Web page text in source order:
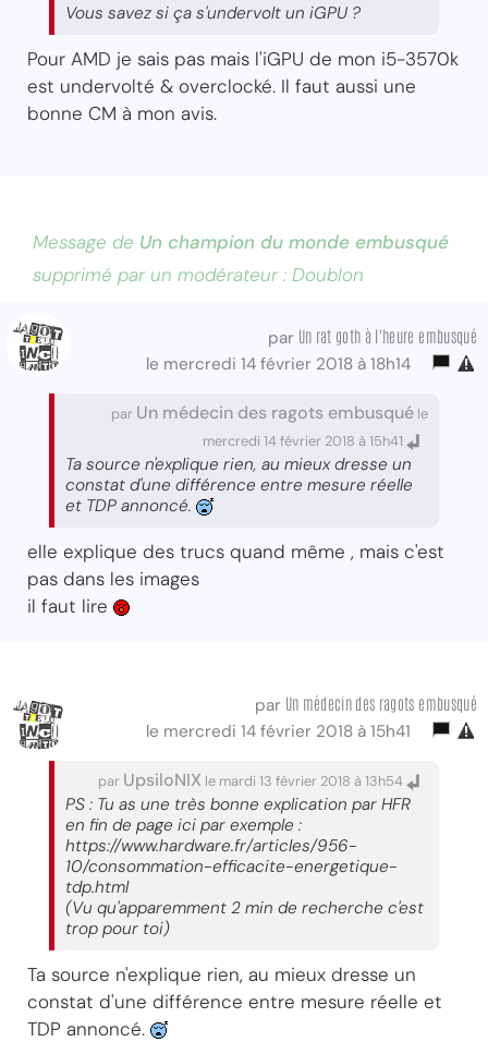
Vous savez si ça s'undervolt un iGPU ?
Pour AMD je sais pas mais l'iGPU de mon i5-3570k
est undervolté & overclocké. Il faut aussi une
bonne CM à mon avis.
Message de Un champion du monde embusqué
supprimé par un modérateur : Doublon
par Un rat goth à l'heure embusqué
le mercredi 14 février 2018 à 18h14
par Un médecin des ragots embusqué le
mercredi 14 février 2018 à 15h41
Ta source n'explique rien, au mieux dresse un
constat d'une différence entre mesure réelle
et TDP annoncé.
elle explique des trucs quand même , mais c'est
pas dans les images
il faut lire
par Un médecin des ragots embusqué
le mercredi 14 février 2018 à 15h41
par UpsiloNIX le mardi 13 février 2018 à 13h54
PS : Tu as une très bonne explication par HFR
en fin de page ici par exemple :
https://www.hardware.fr/articles/956-
10/consommation-efficacite-energetique-
tdp.html
(Vu qu'apparemment 2 min de recherche c'est
trop pour toi)
Ta source n'explique rien, au mieux dresse un
constat d'une différence entre mesure réelle et
TDP annoncé.